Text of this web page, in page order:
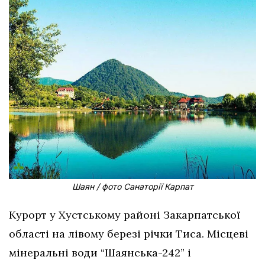
Шаян / фото Санаторії Карпат
Курорт у Хустському районі Закарпатської
області на лівому березі річки Тиса. Місцеві
мінеральні води “Шаянська-242” і